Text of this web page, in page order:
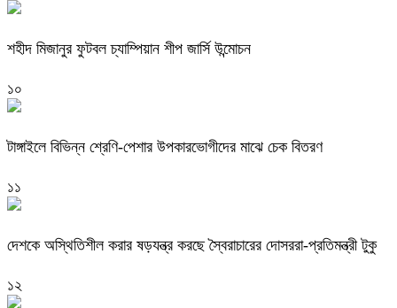
শহীদ মিজানুর ফুটবল চ্যাম্পিয়ান শীপ জার্সি উন্মোচন
১০
টাঙ্গাইলে বিভিন্ন শ্রেণি-পেশার উপকারভোগীদের মাঝে চেক বিতরণ
১১
দেশকে অস্থিতিশীল করার ষড়যন্ত্র করছে স্বৈরাচারের দোসররা-প্রতিমন্ত্রী টুকু
১২